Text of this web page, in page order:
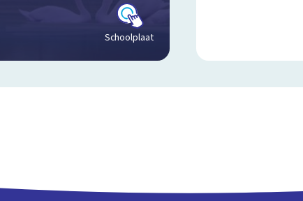
Schoolplaat